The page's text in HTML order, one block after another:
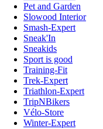
Pet and Garden
Slowood Interior
Smash-Expert
Sneak'In
Sneakids
Sport is good
Training-Fit
Trek-Expert
Triathlon-Expert
TripNBikers
Vélo-Store
Winter-Expert